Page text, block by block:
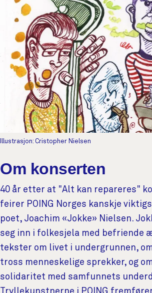
Illustrasjon: Cristopher Nielsen
Om konserten
40 år etter at "Alt kan repareres"
feirer POING Norges kanskje
poet, Joachim «Jokke» Nielsen.
seg inn i folkesjela med befriende
tekster om livet i undergrunnen,
tross menneskelige sprekker, og
solidaritet med samfunnets